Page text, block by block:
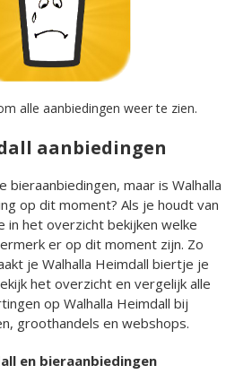
alle aanbiedingen weer te zien.
aanbiedingen
bieraanbiedingen, maar is Walhalla
op dit moment? Als je houdt van
in het overzicht bekijken welke
er op dit moment zijn. Zo
je Walhalla Heimdall biertje je
het overzicht en vergelijk alle
op Walhalla Heimdall bij
groothandels en webshops.
en bieraanbiedingen